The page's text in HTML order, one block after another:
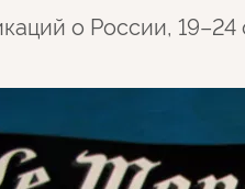
о России, 19–24